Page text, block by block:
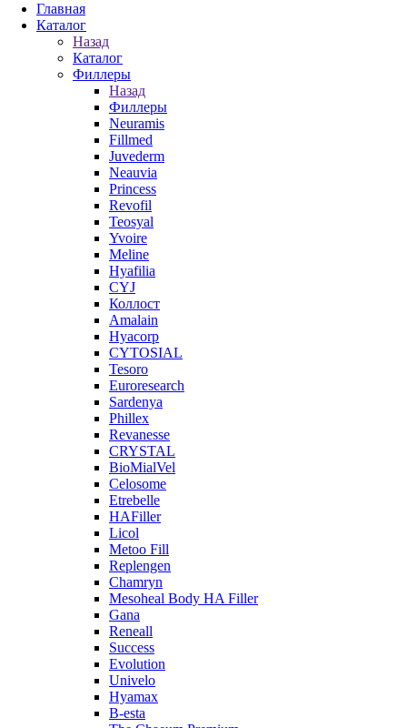
Главная
Каталог
Назад
Каталог
Филлеры
Назад
Филлеры
Neuramis
Fillmed
Juvederm
Neauvia
Princess
Revofil
Teosyal
Yvoire
Meline
Hyafilia
CYJ
Коллост
Amalain
Hyacorp
CYTOSIAL
Tesoro
Euroresearch
Sardenya
Phillex
Revanesse
CRYSTAL
BioMialVel
Celosome
Etrebelle
HAFiller
Licol
Metoo Fill
Replengen
Chamryn
Mesoheal Body HA Filler
Gana
Reneall
Success
Evolution
Univelo
Hyamax
B-esta